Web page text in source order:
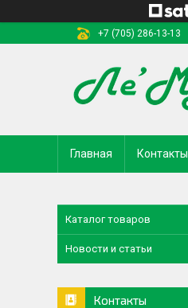
+7 (705) 286-13-13
Главная Контакты
Каталог товаров
Новости и статьи
Контакты